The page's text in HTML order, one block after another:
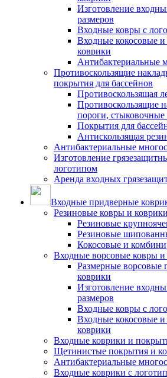
Изготовление
размеров
Входные ковры с
Входные кокосовые
коврики
Антибактериальные
Противоскользящие
покрытия для бассейнов
Противоскользящая
Противоскользящие
пороги, стыковочные
Покрытия для
Антискользящая
Антибактериальные
Изготовление
логотипом
Аренда входных
Входные придверные
Резиновые ковры и коврики
Резиновые
Резиновые
Кокосовые и
Входные ворсовые ковры и
Размерные ворсовые
коврики
Изготовление
размеров
Входные ковры с
Входные кокосовые
коврики
Входные коврики и
Щетинистые покрытия и
Антибактериальные
Входные коврики с